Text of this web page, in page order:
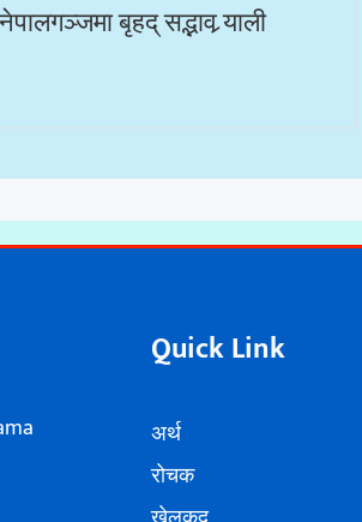
नेपालगञ्जमा बृहद् सद्भाव र्‍याली
Quick Link
अर्थ
रोचक